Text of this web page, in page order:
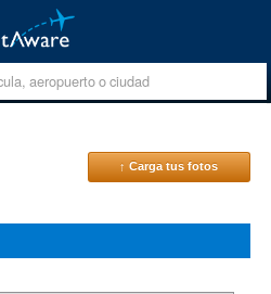
↑ Carga tus fotos